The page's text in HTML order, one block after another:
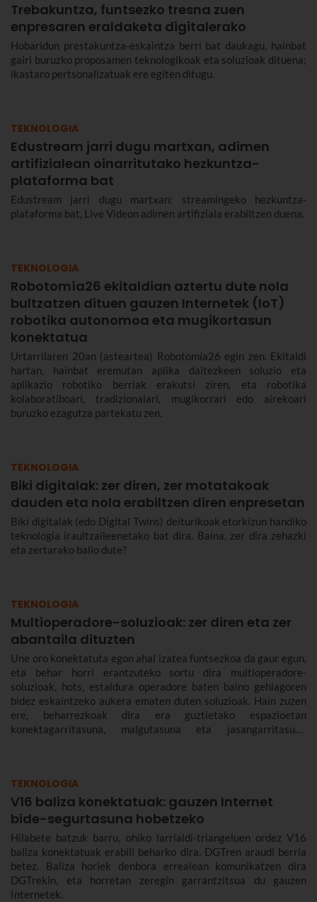
Trebakuntza, funtsezko tresna zuen
enpresaren eraldaketa digitalerako
Hobaridun prestakuntza-eskaintza berri bat daukagu, hainbat
gairi buruzko proposamen teknologikoak eta soluzioak dituena;
ikastaro pertsonalizatuak ere egiten ditugu.
TEKNOLOGIA
Edustream jarri dugu martxan, adimen
artifizialean oinarritutako hezkuntza-
plataforma bat
Edustream jarri dugu martxan: streamingeko hezkuntza-
plataforma bat, Live Videon adimen artifiziala erabiltzen duena.
TEKNOLOGIA
Robotomía26 ekitaldian aztertu dute nola
bultzatzen dituen gauzen Internetek (IoT)
robotika autonomoa eta mugikortasun
konektatua
Urtarrilaren 20an (asteartea) Robotomía26 egin zen. Ekitaldi
hartan, hainbat eremutan aplika daitezkeen soluzio eta
aplikazio robotiko berriak erakutsi ziren, eta robotika
kolaboratiboari, tradizionalari, mugikorrari edo airekoari
buruzko ezagutza partekatu zen.
TEKNOLOGIA
Biki digitalak: zer diren, zer motatakoak
dauden eta nola erabiltzen diren enpresetan
Biki digitalak (edo Digital Twins) deiturikoak etorkizun handiko
teknologia iraultzaileenetako bat dira. Baina, zer dira zehazki
eta zertarako balio dute?
TEKNOLOGIA
Multioperadore-soluzioak: zer diren eta zer
abantaila dituzten
Une oro konektatuta egon ahal izatea funtsezkoa da gaur egun,
eta behar horri erantzuteko sortu dira multioperadore-
soluzioak, hots, estaldura operadore baten baino gehiagoren
bidez eskaintzeko aukera ematen duten soluzioak. Hain zuzen
ere, beharrezkoak dira era guztietako espazioetan
konektagarritasuna, malgutasuna eta jasangarritasuna
TEKNOLOGIA
V16 baliza konektatuak: gauzen Internet
bide-segurtasuna hobetzeko
Hilabete batzuk barru, ohiko larrialdi-triangeluen ordez V16
baliza konektatuak erabili beharko dira, DGTren araudi berria
betez. Baliza horiek denbora errealean komunikatzen dira
DGTrekin, eta horretan zeregin garrantzitsua du gauzen
Internetek.